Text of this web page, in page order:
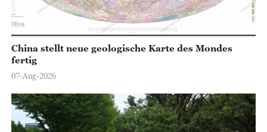
China stellt neue geologische Karte des Mondes
fertig
07-Aug-2026